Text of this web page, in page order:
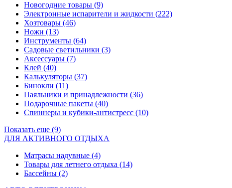
Новогодние товары (9)
Электронные испарители и жидкости (222)
Хозтовары (46)
Ножи (13)
Инструменты (64)
Садовые светильники (3)
Аксессуары (7)
Клей (40)
Калькуляторы (37)
Бинокли (11)
Паяльники и принадлежности (36)
Подарочные пакеты (40)
Спиннеры и кубики-антистресс (10)
Показать еще (9)
ДЛЯ АКТИВНОГО ОТДЫХА
Матрасы надувные (4)
Товары для летнего отдыха (14)
Бассейны (2)